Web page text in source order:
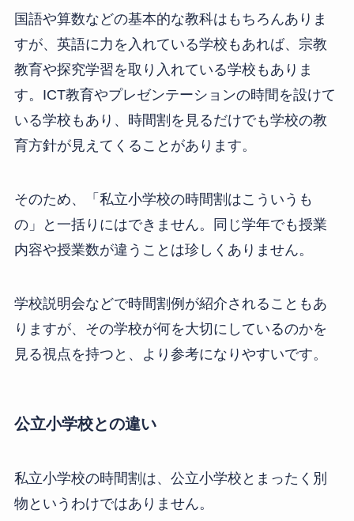
国語や算数などの基本的な教科はもちろんありま
すが、英語に力を入れている学校もあれば、宗教
教育や探究学習を取り入れている学校もありま
す。ICT教育やプレゼンテーションの時間を設けて
いる学校もあり、時間割を見るだけでも学校の教
育方針が見えてくることがあります。
そのため、「私立小学校の時間割はこういうも
の」と一括りにはできません。同じ学年でも授業
内容や授業数が違うことは珍しくありません。
学校説明会などで時間割例が紹介されることもあ
りますが、その学校が何を大切にしているのかを
見る視点を持つと、より参考になりやすいです。
公立小学校との違い
私立小学校の時間割は、公立小学校とまったく別
物というわけではありません。